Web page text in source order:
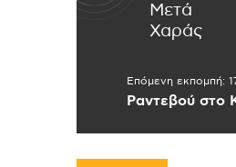
Μετά
Χαράς
Επόμενη εκπομπή:
Ραντεβού στο